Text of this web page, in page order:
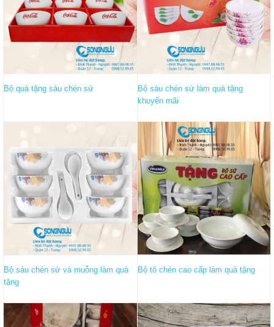
Bộ quà tặng sáu chén sứ
Bộ sáu chén sứ làm quà tặng
khuyến mãi
Bộ sáu chén sứ và muỗng làm quà
tặng
Bộ tô chén cao cấp làm quà tặng